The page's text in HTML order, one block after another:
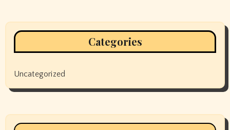
Categories
Uncategorized